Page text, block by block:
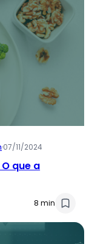
·07/11/2024
que a
8 min